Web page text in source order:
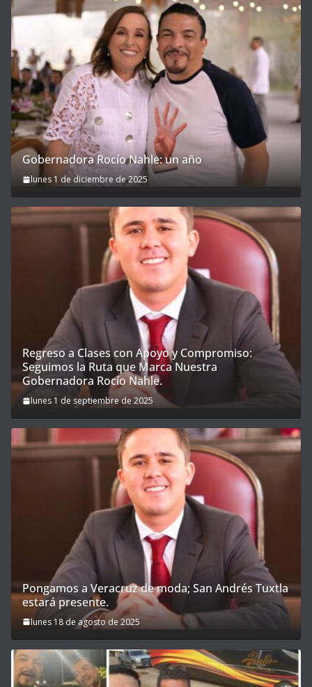
Gobernadora Rocío Nahle: un año
lunes 1 de diciembre de 2025
Regreso a Clases con Apoyo y Compromiso:
Seguimos la Ruta que Marca Nuestra
Gobernadora Rocío Nahle.
lunes 1 de septiembre de 2025
Pongamos a Veracruz de moda; San Andrés Tuxtla
estará presente.
lunes 18 de agosto de 2025